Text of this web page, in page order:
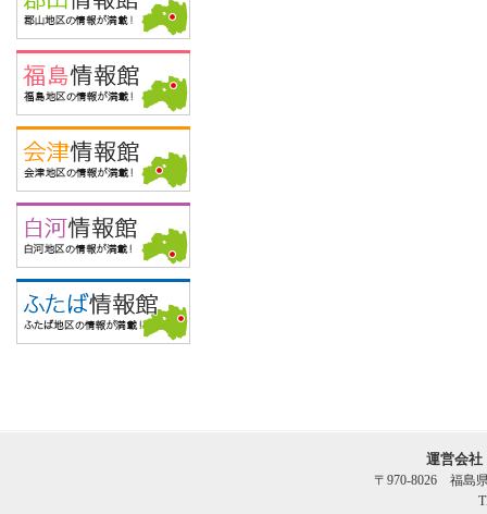
運営会
〒970-8026 福島